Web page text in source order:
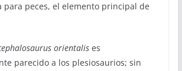
para peces, el elemento principal de
orientalises
parecido a los plesiosaurios; sin